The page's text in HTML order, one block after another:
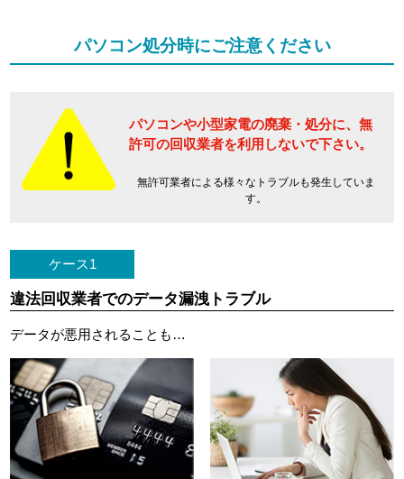
パソコン処分時にご注意ください
パソコンや小型家電の廃棄・処分に、 無
許可の回収業者を利用しないで下さい。
無許可業者による様々なトラブルも発生していま
す。
ケース1
違法回収業者でのデータ漏洩トラブル
データが悪用されることも…